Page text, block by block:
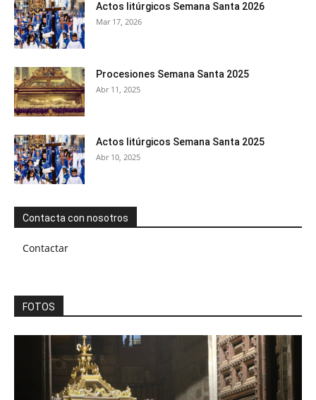
Actos litúrgicos Semana Santa 2026
Mar 17, 2026
Procesiones Semana Santa 2025
Abr 11, 2025
Actos litúrgicos Semana Santa 2025
Abr 10, 2025
Contacta con nosotros
Contactar
FOTOS